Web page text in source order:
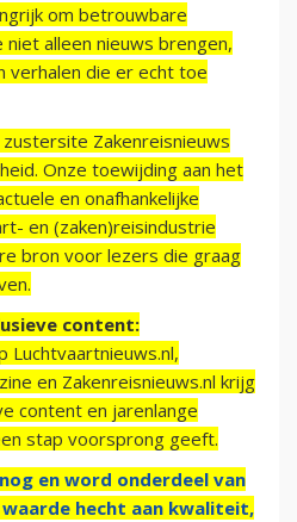
om betrouwbare
alleen nieuws brengen,
verhalen die er echt toe
Zakenreisnieuws
Onze toewijding aan het
en onafhankelijke
en (zaken)reisindustrie
bron voor lezers die graag
content:
Luchtvaartnieuws.nl,
en Zakenreisnieuws.nl krijg
content en jarenlange
stap voorsprong geeft.
en word onderdeel van
waarde hecht aan kwaliteit,